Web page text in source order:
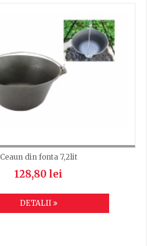
Ceaun din fonta 7,2lit
128,80 lei
DETALII